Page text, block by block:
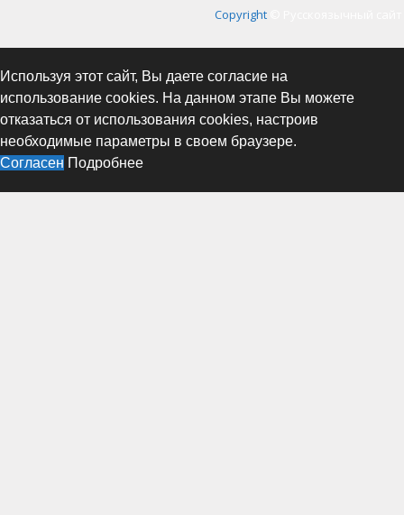
Copyright
Используя этот сайт, Вы даете согласие на
использование cookies. На данном этапе Вы можете
отказаться от использования cookies, настроив
необходимые параметры в своем браузере.
Согласен Подробнее